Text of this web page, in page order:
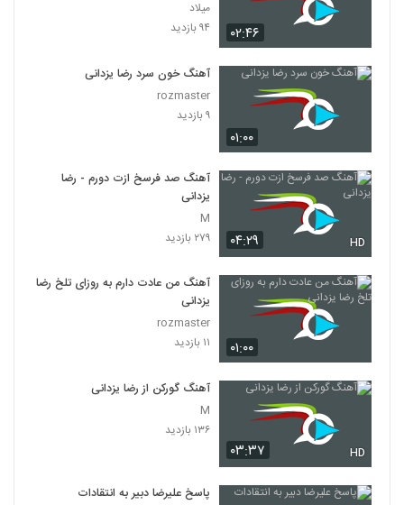
۰۲:۴۶
میلاد
۹۴ بازدید
۰۱:۰۰
آهنگ خون سرد رضا یزدانی
rozmaster
۹ بازدید
۰۴:۲۹ HD
آهنگ صد فرسخ ازت دورم - رضا
یزدانی
M
۲۷۹ بازدید
۰۱:۰۰
آهنگ من عادت دارم به روزای تلخ رضا
یزدانی
rozmaster
۱۱ بازدید
۰۳:۳۷ HD
آهنگ گورکن از رضا یزدانی
M
۱۳۶ بازدید
پاسخ علیرضا دبیر به انتقادات